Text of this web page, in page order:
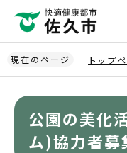
ペ
ー
ジ
現在のページ トップ
公園の美化
ム)協力者募